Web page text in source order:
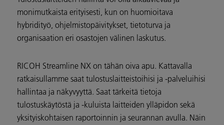
monimutkaista erityisesti, kun on huomioitava
hybridityö, ohjelmistopäivitykset, tietoturva ja
organisaation eri osastojen välinen laskutus.
RICOH Streamline NX on tähän oiva apu. Kattavalla
ratkaisullamme saat tulostuslaitteistoihisi ja -palveluihisi
hallintaa ja näkyvyyttä. Saat tärkeitä tietoja
tulostuskäytöstä ja -kuluista laitteiden ylläpidon sekä
yksityiskohtaisen raportoinnin ja seurannan avulla. Näin